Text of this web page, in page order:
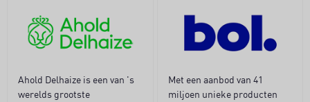
Ahold Delhaize is een van 's
werelds grootste
Met een aanbod van 41
miljoen unieke producten